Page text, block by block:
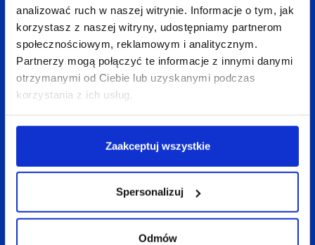
analizować ruch w naszej witrynie. Informacje o tym, jak
korzystasz z naszej witryny, udostępniamy partnerom
społecznościowym, reklamowym i analitycznym.
Partnerzy mogą połączyć te informacje z innymi danymi
otrzymanymi od Ciebie lub uzyskanymi podczas
korzystania z ich usług.
Zaakceptuj wszystkie
Spersonalizuj
Odmów
Wróć do bloga
Zobacztakże: